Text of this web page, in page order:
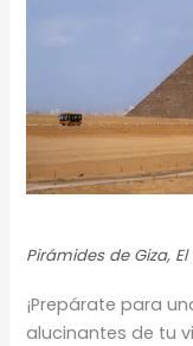
Pirámides de Giza,
¡Prepárate para
alucinantes de tu